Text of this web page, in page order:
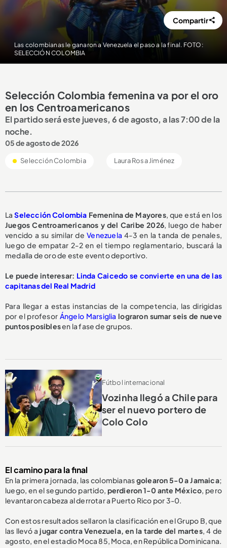
Las colombianas le ganaron a Venezuela el paso a la final. FOTO:
SELECCIÓN COLOMBIA
Compartir
Selección Colombia femenina va por el oro
en los Centroamericanos
El partido será este jueves, 6 de agosto, a las 7:00 de la
noche.
05 de agosto de 2026
Selección Colombia Laura Rosa Jiménez
LaSelección Colombia Femenina de Mayores, que está en los
Juegos Centroamericanos y del Caribe 2026, luego de haber
vencido a su similar deVenezuela 4-3 en la tanda de penales,
luego de empatar 2-2 en el tiempo reglamentario, buscará la
medalla de oro de este evento deportivo.
Le puede interesar: Linda Caicedo se convierte en una de las
capitanas del Real Madrid
Para llegar a estas instancias de la competencia, las dirigidas
por el profesor Ángelo Marsiglia lograron sumar seis de nueve
puntos posiblesen la fase de grupos.
Fútbol internacional
Vozinha llegó a Chile para
ser el nuevo portero de
Colo Colo
El camino para la final
En la primera jornada, las colombianasgolearon 5-0 a Jamaica;
luego, en el segundo partido, perdieron 1-0 ante México, pero
levantaron cabeza al derrotar a Puerto Rico por 3-0.
Con estos resultados sellaron la clasificación en el Grupo B, que
las llevó ajugar contra Venezuela, en la tarde del martes, 4 de
agosto, en el estadio Moca 85, Moca, en República Dominicana.